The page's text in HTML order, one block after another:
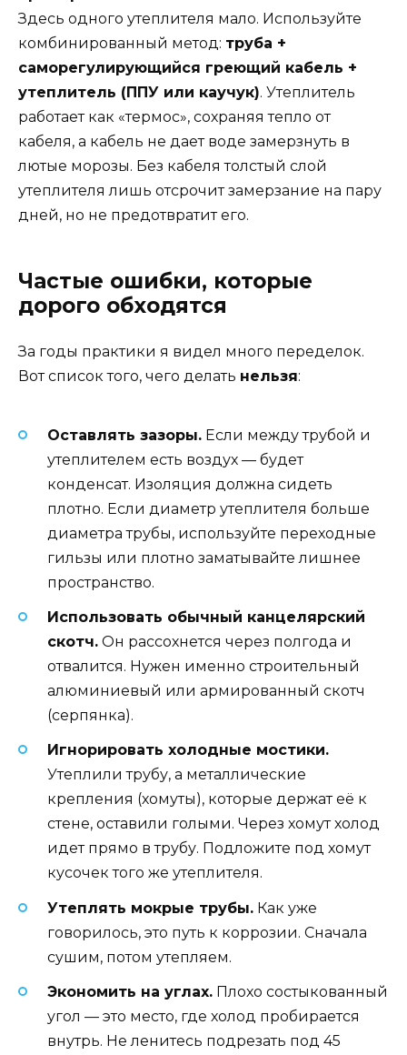
Здесь одного утеплителя мало. Используйте
комбинированный метод: труба +
саморегулирующийся греющий кабель +
утеплитель (ППУ или каучук). Утеплитель
работает как «термос», сохраняя тепло от
кабеля, а кабель не дает воде замерзнуть в
лютые морозы. Без кабеля толстый слой
утеплителя лишь отсрочит замерзание на пару
дней, но не предотвратит его.
Частые ошибки, которые
дорого обходятся
За годы практики я видел много переделок.
Вот список того, чего делать нельзя:
Оставлять зазоры. Если между трубой и
утеплителем есть воздух — будет
конденсат. Изоляция должна сидеть
плотно. Если диаметр утеплителя больше
диаметра трубы, используйте переходные
гильзы или плотно заматывайте лишнее
пространство.
Использовать обычный канцелярский
скотч. Он рассохнется через полгода и
отвалится. Нужен именно строительный
алюминиевый или армированный скотч
(серпянка).
Игнорировать холодные мостики.
Утеплили трубу, а металлические
крепления (хомуты), которые держат её к
стене, оставили голыми. Через хомут холод
идет прямо в трубу. Подложите под хомут
кусочек того же утеплителя.
Утеплять мокрые трубы. Как уже
говорилось, это путь к коррозии. Сначала
сушим, потом утепляем.
Экономить на углах. Плохо состыкованный
угол — это место, где холод пробирается
внутрь. Не ленитесь подрезать под 45